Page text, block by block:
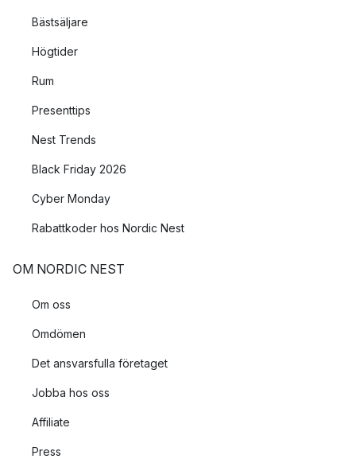
Bästsäljare
Högtider
Rum
Presenttips
Nest Trends
Black Friday 2026
Cyber Monday
Rabattkoder hos Nordic Nest
OM NORDIC NEST
Om oss
Omdömen
Det ansvarsfulla företaget
Jobba hos oss
Affiliate
Press